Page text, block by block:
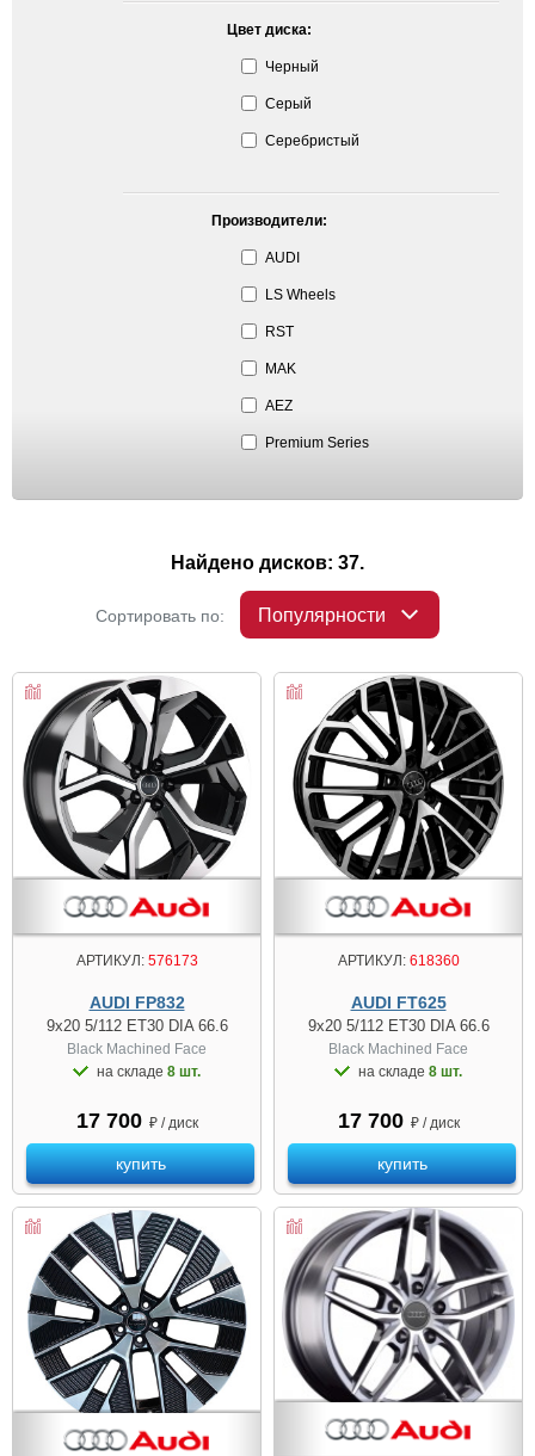
Цвет диска:
Черный
Серый
Серебристый
Производители:
AUDI
LS Wheels
RST
MAK
AEZ
Premium Series
Найдено дисков: 37.
Сортировать по: Популярности
АРТИКУЛ:576173
AUDI FP832
9x20 5/112 ET30 DIA 66.6
Black Machined Face
на складе 8 шт.
17 700 ₽ / диск
купить
АРТИКУЛ:618360
AUDI FT625
9x20 5/112 ET30 DIA 66.6
Black Machined Face
на складе 8 шт.
17 700 ₽ / диск
купить